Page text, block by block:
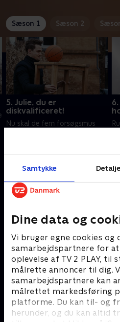
Samtykke
Dine data og
Vi bruger egne cookies og
samarbejdspartnere for at
oplevelse af TV 2 PLAY, til
målrette annoncer til dig.
samarbejdspartnere kan
målrettet markedsføring
platforme. Du kan til- og
herunder, og du kan altid
Sæson 1 Sæson 2
5. Julie, du er
diskvalificeret!
Nu skal de fem forsøgsmus
hænder?
18. august 2018 • 60 min
Andre så også
Danmarks dummeste
TV-Shows • 1 sæsoner